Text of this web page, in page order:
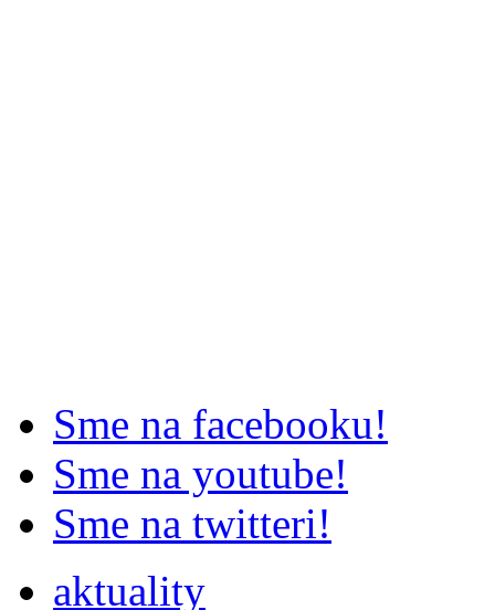
Sme na facebooku!
Sme na youtube!
Sme na twitteri!
aktuality